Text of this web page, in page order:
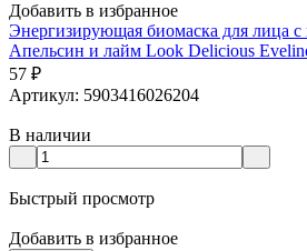
Добавить в избранное
Энергизирующая биoмаска для лица
Апельсин и лайм Look Delicious
57 ₽
Артикул: 5903416026204
В наличии
Быстрый просмотр
Добавить в избранное